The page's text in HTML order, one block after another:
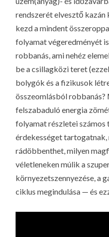
rendszerét elvesztő
kezd a mindent
folyamat végeredményét
robbanás, ami nehéz
be a csillagközi teret
bolygók és a fizikusok
összeomlásból
felszabaduló energia
folyamat részletei
érdekességet tartogatnak,
rádöbbenthet, milyen
véletleneken múlik a
környezetszennyezése, a
ciklus megindulása — és